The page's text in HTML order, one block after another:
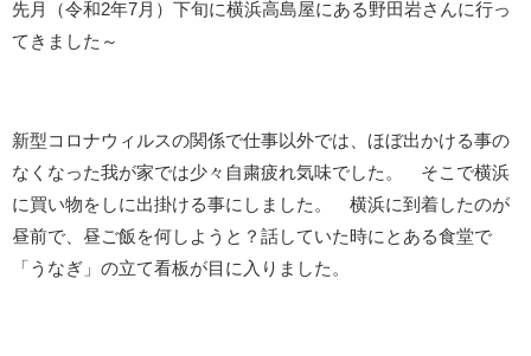
先月（令和2年7月）下旬に横浜高島屋にある野田岩さんに行っ
てきました～
新型コロナウィルスの関係で仕事以外では、ほぼ出かける事の
なくなった我が家では少々自粛疲れ気味でした。 そこで横浜
に買い物をしに出掛ける事にしました。 横浜に到着したのが
昼前で、昼ご飯を何しようと？話していた時にとある食堂で
「うなぎ」の立て看板が目に入りました。